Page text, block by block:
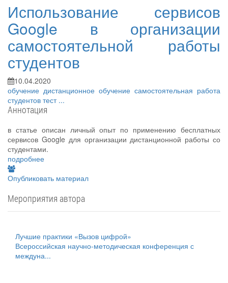
Использование сервисов
Google в организации
самостоятельной работы
студентов
10.04.2020
обучение дистанционное обучение самостоятельная работа
студентов тест ...
Аннотация
в статье описан личный опыт по применению бесплатных
сервисов Google для организации дистанционной работы со
студентами.
подробнее
Опубликовать материал
Мероприятия автора
Лучшие практики «Вызов цифрой»
Всероссийская научно-методическая конференция с
междуна...